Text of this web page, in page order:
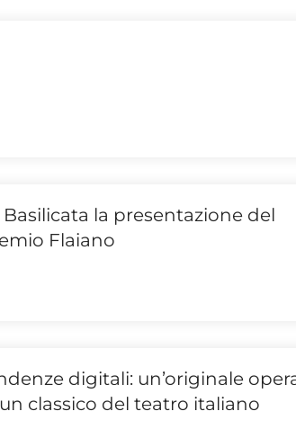
la presentazione del
Flaiano
digitali: un’originale
classico del teatro italiano